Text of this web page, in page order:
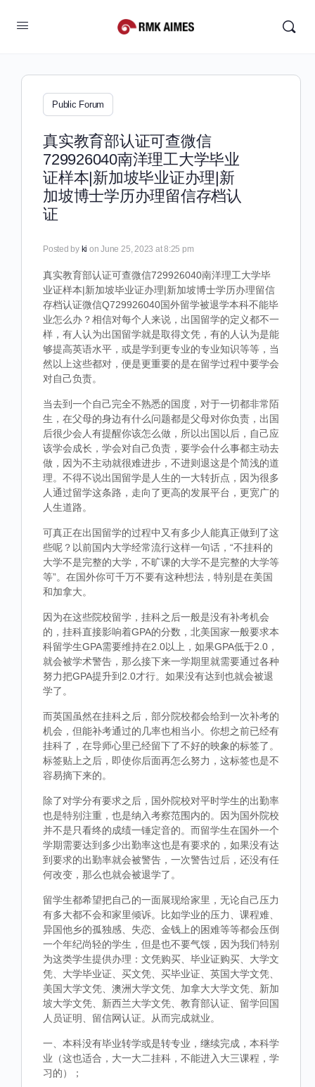
Public Forum
真实教育部认证可查微信
729926040南洋理工大学毕业
证样本|新加坡毕业证办理|新
加坡博士学历办理留信存档认
证
Posted by ki on June 25, 2023 at 8:25 pm
真实教育部认证可查微信729926040南洋理工大学毕
业证样本|新加坡毕业证办理|新加坡博士学历办理留信
存档认证微信Q729926040国外留学被退学本科不能毕
业怎么办？相信对每个人来说，出国留学的定义都不一
样，有人认为出国留学就是取得文凭，有的人认为是能
够提高英语水平，或是学到更专业的专业知识等等，当
然以上这些都对，便是更重要的是在留学过程中要学会
对自己负责。
当去到一个自己完全不熟悉的国度，对于一切都非常陌
生，在父母的身边有什么问题都是父母对你负责，出国
后很少会人有提醒你该怎么做，所以出国以后，自己应
该学会成长，学会对自己负责，要学会什么事都主动去
做，因为不主动就很难进步，不进则退这是个简浅的道
理。不得不说出国留学是人生的一大转折点，因为很多
人通过留学这条路，走向了更高的发展平台，更宽广的
人生道路。
可真正在出国留学的过程中又有多少人能真正做到了这
些呢？以前国内大学经常流行这样一句话，“不挂科的
大学不是完整的大学，不旷课的大学不是完整的大学等
等”。在国外你可千万不要有这种想法，特别是在美国
和加拿大。
因为在这些院校留学，挂科之后一般是没有补考机会
的，挂科直接影响着GPA的分数，北美国家一般要求本
科留学生GPA需要维持在2.0以上，如果GPA低于2.0，
就会被学术警告，那么接下来一学期里就需要通过各种
努力把GPA提升到2.0才行。如果没有达到也就会被退
学了。
而英国虽然在挂科之后，部分院校都会给到一次补考的
机会，但能补考通过的几率也相当小。你想之前已经有
挂科了，在导师心里已经留下了不好的映象的标签了。
标签贴上之后，即使你后面再怎么努力，这标签也是不
容易摘下来的。
除了对学分有要求之后，国外院校对平时学生的出勤率
也是特别注重，也是纳入考察范围内的。因为国外院校
并不是只看终的成绩一锤定音的。而留学生在国外一个
学期需要达到多少出勤率这也是有要求的，如果没有达
到要求的出勤率就会被警告，一次警告过后，还没有任
何改变，那么也就会被退学了。
留学生都希望把自己的一面展现给家里，无论自己压力
有多大都不会和家里倾诉。比如学业的压力、课程难、
异国他乡的孤独感、失恋、金钱上的困难等等都会压倒
一个年纪尚轻的学生，但是也不要气馁，因为我们特别
为这类学生提供办理：文凭购买、毕业证购买、大学文
凭、大学毕业证、买文凭、买毕业证、英国大学文凭、
美国大学文凭、澳洲大学文凭、加拿大大学文凭、新加
坡大学文凭、新西兰大学文凭、教育部认证、留学回国
人员证明、留信网认证。从而完成就业。
一、本科没有毕业转学或是转专业，继续完成，本科学
业（这也适合，大一大二挂科，不能进入大三课程，学
习的）；